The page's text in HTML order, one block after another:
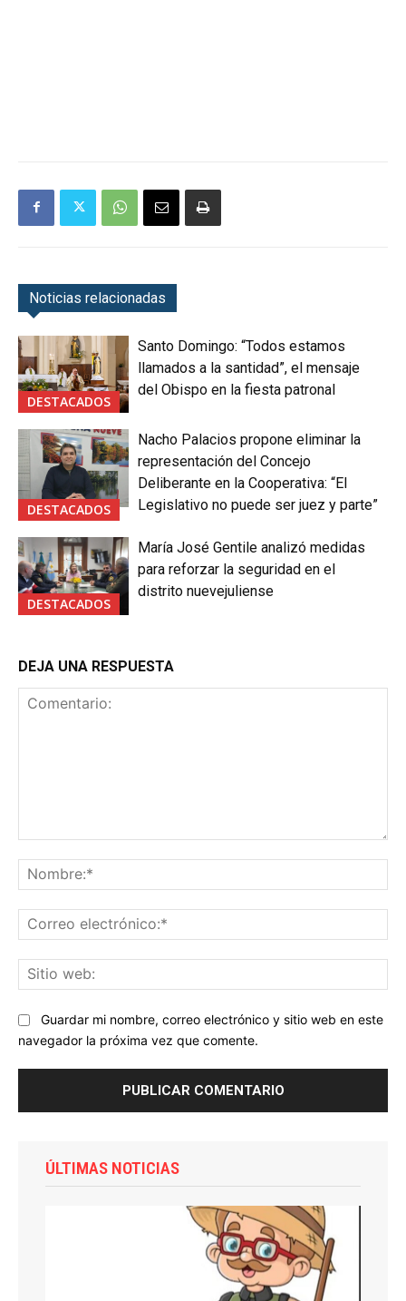
Noticias relacionadas
DESTACADOS
Santo Domingo: “Todos estamos
llamados a la santidad”, el mensaje
del Obispo en la fiesta patronal
DESTACADOS
Nacho Palacios propone eliminar la
representación del Concejo
Deliberante en la Cooperativa: “El
Legislativo no puede ser juez y parte”
DESTACADOS
María José Gentile analizó medidas
para reforzar la seguridad en el
distrito nuevejuliense
DEJA UNA RESPUESTA
Guardar mi nombre, correo electrónico y sitio web en este
navegador la próxima vez que comente.
ÚLTIMAS NOTICIAS